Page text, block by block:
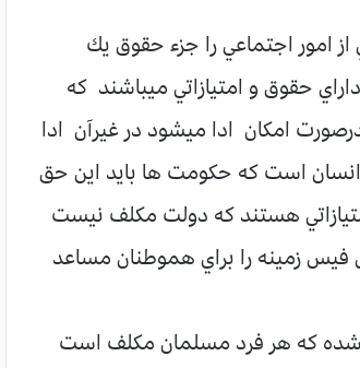
امور اجتماعي را جزء حقوق يك
حقوق و امتيازاتي ميباشند كه
امکان ادا ميشود در غيرآن ادا
است كه حكومت ها بايد اين حق
هستند كه دولت مكلف نيست
فيس زمينه را براي هموطنان مساعد
كه هر فرد مسلمان مكلف است